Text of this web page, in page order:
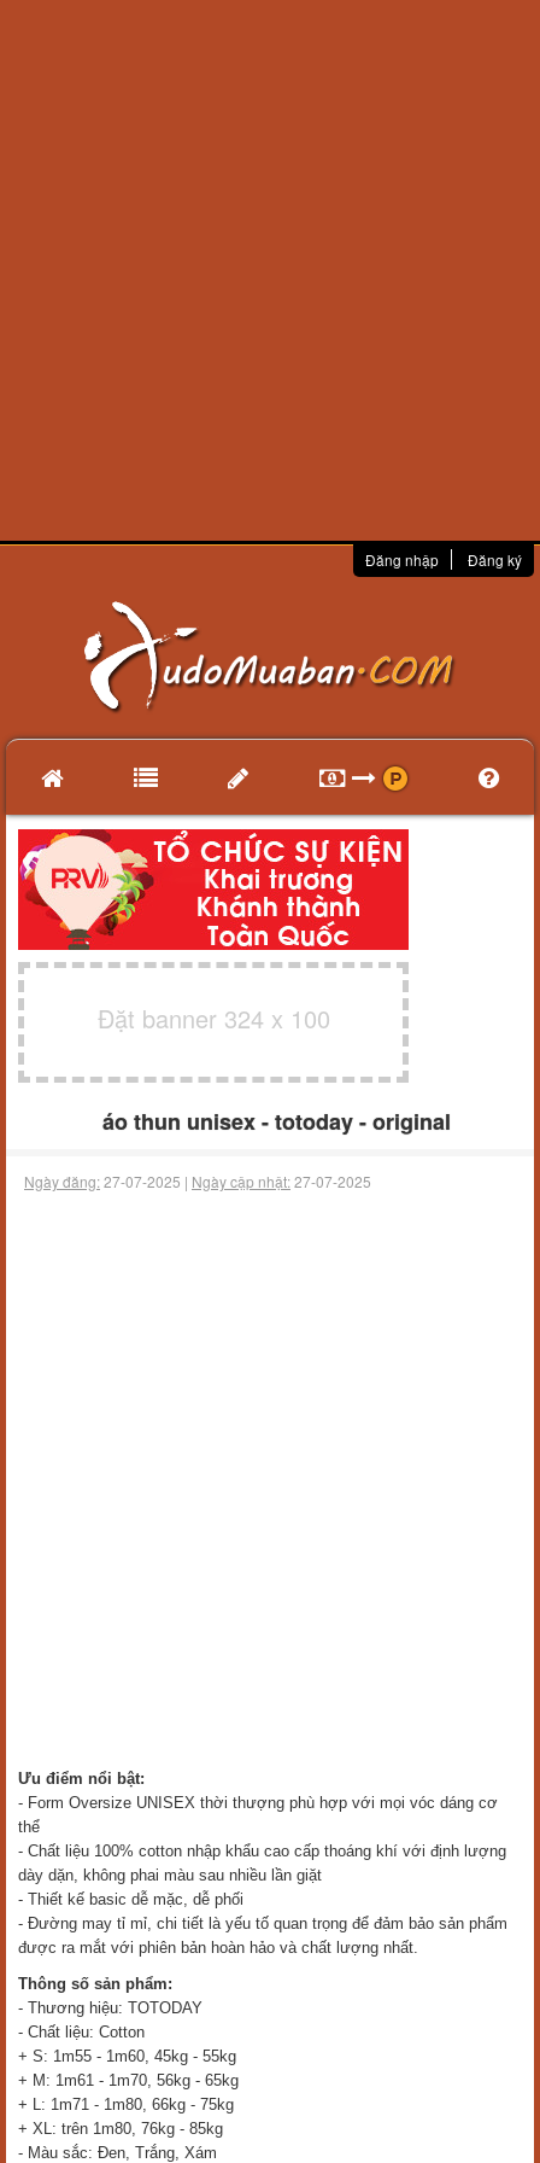
Đăng nhập Đăng ký
Đặt banner 324 x 100
áo thun unisex - totoday - original
Ngày đăng:27-07-2025 | Ngày cập nhật:27-07-2025
Ưu điểm nổi bật:
- Form Oversize UNISEX thời thượng phù hợp với mọi vóc dáng cơ
thể
- Chất liệu 100% cotton nhập khẩu cao cấp thoáng khí với định lượng
dày dặn, không phai màu sau nhiều lần giặt
- Thiết kế basic dễ mặc, dễ phối
- Đường may tỉ mỉ, chi tiết là yếu tố quan trọng để đảm bảo sản phẩm
được ra mắt với phiên bản hoàn hảo và chất lượng nhất.
Thông số sản phẩm:
- Thương hiệu: TOTODAY
- Chất liệu: Cotton
+ S: 1m55 - 1m60, 45kg - 55kg
+ M: 1m61 - 1m70, 56kg - 65kg
+ L: 1m71 - 1m80, 66kg - 75kg
+ XL: trên 1m80, 76kg - 85kg
- Màu sắc: Đen, Trắng, Xám